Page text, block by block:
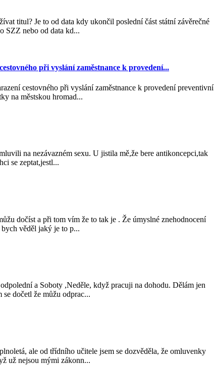
titul? Je to od data kdy ukončil poslední část státní závěrečné
SZZ nebo od data kd...
při vyslání zaměstnance k provedení...
cestovného při vyslání zaměstnance k provedení preventivní
na městskou hromad...
na nezávazném sexu. U jistila mě,že bere antikoncepci,tak
se zeptat,jestl...
dočíst a při tom vím že to tak je . Že úmyslné znehodnocení
věděl jaký je to p...
a Soboty ,Neděle, když pracuji na dohodu. Dělám jen
dočetl že můžu odprac...
ale od třídního učitele jsem se dozvěděla, že omluvenky
už nejsou mými zákonn...